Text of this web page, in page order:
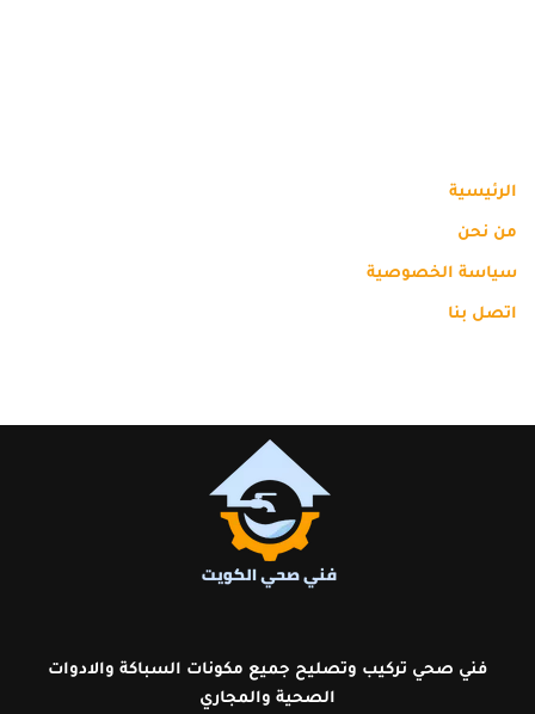
الرئيسية
من نحن
سياسة الخصوصية
اتصل بنا
فني صحي تركيب وتصليح جميع مكونات السباكة والادوات
الصحية والمجاري